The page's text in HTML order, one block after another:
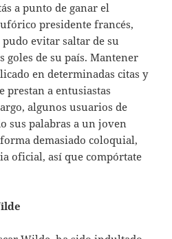
a punto de ganar el
presidente francés,
evitar saltar de su
goles de su país. Mantener
en determinadas citas y
prestan a entusiastas
algunos usuarios de
sus palabras a un joven
demasiado coloquial,
oficial, así que compórtate